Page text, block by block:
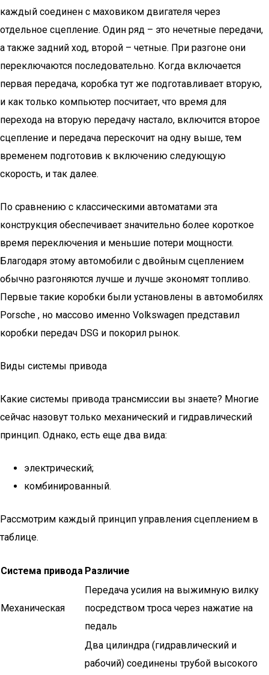
каждый соединен с маховиком двигателя через
отдельное сцепление. Один ряд – это нечетные передачи,
а также задний ход, второй – четные. При разгоне они
переключаются последовательно. Когда включается
первая передача, коробка тут же подготавливает вторую,
и как только компьютер посчитает, что время для
перехода на вторую передачу настало, включится второе
сцепление и передача перескочит на одну выше, тем
временем подготовив к включению следующую
скорость, и так далее.
По сравнению с классическими автоматами эта
конструкция обеспечивает значительно более короткое
время переключения и меньшие потери мощности.
Благодаря этому автомобили с двойным сцеплением
обычно разгоняются лучше и лучше экономят топливо.
Первые такие коробки были установлены в автомобилях
Porsche , но массово именно Volkswagen представил
коробки передач DSG и покорил рынок.
Виды системы привода
Какие системы привода трансмиссии вы знаете? Многие
сейчас назовут только механический и гидравлический
принцип. Однако, есть еще два вида:
электрический;
комбинированный.
Рассмотрим каждый принцип управления сцеплением в
таблице.
Система привода Различие
Механическая
Передача усилия на выжимную вилку
посредством троса через нажатие на
педаль
Два цилиндра (гидравлический и
рабочий) соединены трубой высокого